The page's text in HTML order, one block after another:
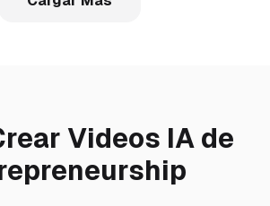
Videos IA de